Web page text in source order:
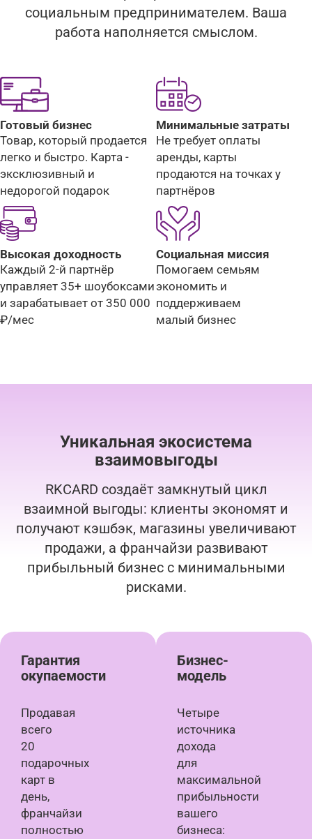
социальным предпринимателем. Ваша
работа наполняется смыслом.
Готовый бизнес
Товар, который продается
легко и быстро. Карта -
эксклюзивный и
недорогой подарок
Минимальные затраты
Не требует оплаты
аренды, карты
продаются на точках у
партнёров
Высокая доходность
Каждый 2-й партнёр
управляет 35+ шоубоксами
и зарабатывает от 350 000
₽/мес
Социальная миссия
Помогаем семьям
экономить и
поддерживаем
малый бизнес
Уникальная экосистема
взаимовыгоды
RKCARD создаёт замкнутый цикл
взаимной выгоды: клиенты экономят и
получают кэшбэк, магазины увеличивают
продажи, а франчайзи развивают
прибыльный бизнес с минимальными
рисками.
Гарантия
окупаемости
Продавая
всего
20
подарочных
карт в
день,
франчайзи
полностью
Бизнес-
модель
Четыре
источника
дохода
для
максимальной
прибыльности
вашего
бизнеса: